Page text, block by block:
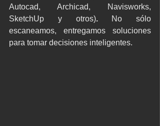
Autocad, Archicad, Navisworks,
SketchUp y otros). No sólo
escaneamos, entregamos soluciones
para tomar decisiones inteligentes.